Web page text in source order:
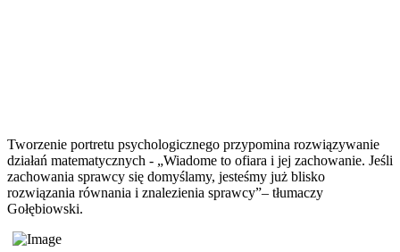
Tworzenie portretu psychologicznego przypomina rozwiązywanie
działań matematycznych - „Wiadome to ofiara i jej zachowanie. Jeśli
zachowania sprawcy się domyślamy, jesteśmy już blisko
rozwiązania równania i znalezienia sprawcy”– tłumaczy
Gołębiowski.